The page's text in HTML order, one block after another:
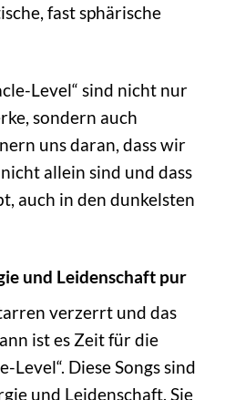
fast sphärische
Level“ sind nicht nur
sondern auch
uns daran, dass wir
allein sind und dass
auch in den dunkelsten
und Leidenschaft pur
verzerrt und das
ist es Zeit für die
Level“. Diese Songs sind
und Leidenschaft. Sie